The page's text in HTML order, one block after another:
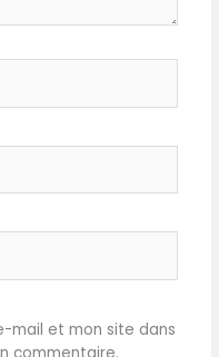
mail et mon site dans